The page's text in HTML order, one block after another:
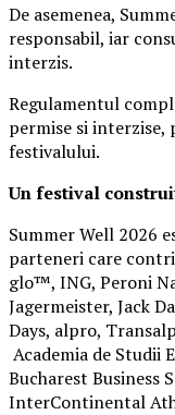
De asemenea,
responsabil, iar
interzis.
Regulamentul
permise si
festivalului.
Un festival
Summer Well 2026
parteneri care
glo™, ING, Peroni
Jagermeister, Jack
Days, alpro,
Academia de Studii
Bucharest Business
InterContinental